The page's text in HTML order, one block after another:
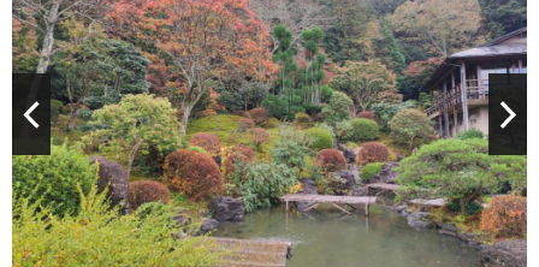
四季桜も楽しめます。
先日の雨上がりに虹がかかりました。